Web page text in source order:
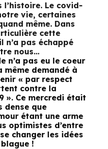
l’histoire. Le covid-
vie, certaines
même. Dans
cette
n’a pas échappé
nous…
n’a pas eu le coeur
même demandé à
« par respect
contre la
». Ce mercredi était
dense que
étant une arme
optimistes d’entre
changer les idées
!